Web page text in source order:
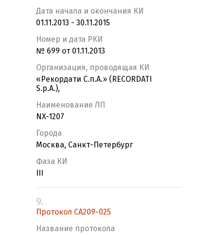
Дата начала и окончания КИ
01.11.2013 - 30.11.2015
Номер и дата РКИ
№ 699 от 01.11.2013
Организация, проводящая КИ
«Рекордати С.п.А.» (RECORDATI
S.p.A.),
Наименование ЛП
NX-1207
Города
Москва, Санкт-Петербург
Фаза КИ
9.
Протокол CA209-025
Название протокола